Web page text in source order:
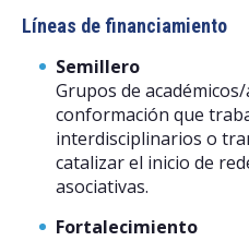
Líneas de financiamiento
Semillero
Grupos de
conformación que
interdisciplinarios o
catalizar el inicio de
asociativas.
Fortalecimiento